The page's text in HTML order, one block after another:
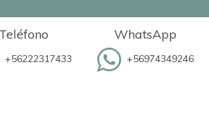
Teléfono
+56222317433
WhatsApp
+56974349246